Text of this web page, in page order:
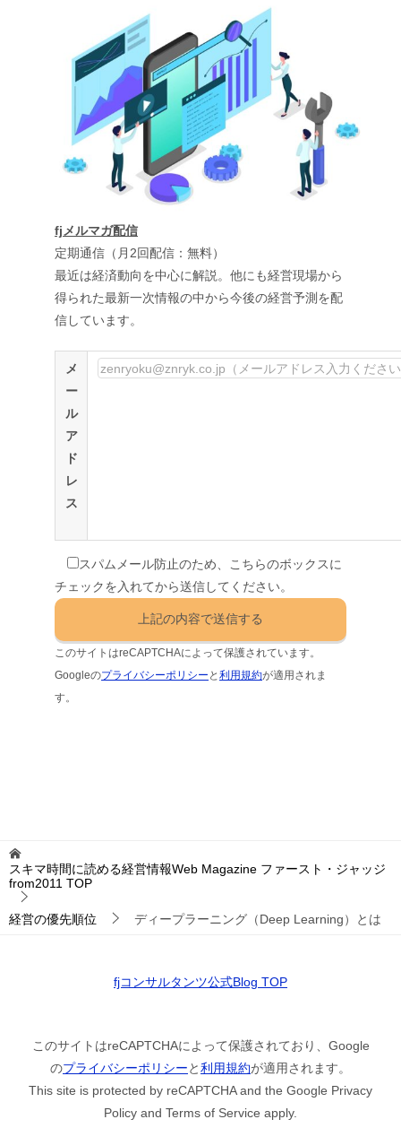
fjメルマガ配信
定期通信（月2回配信：無料）
最近は経済動向を中心に解説。他にも経営現場から
得られた最新一次情報の中から今後の経営予測を配
信しています。
メ
ー
ル
ア
ド
レ
ス
スパムメール防止のため、こちらのボックスに
チェックを入れてから送信してください。
このサイトはreCAPTCHAによって保護されています。
Googleのプライバシーポリシー と利用規約が適用されま
す。
スキマ時間に読める経営情報Web Magazine ファースト・ジャッジ
from2011 TOP
経営の優先順位 ディープラーニング（Deep Learning）とは
fjコンサルタンツ公式Blog TOP
このサイトはreCAPTCHAによって保護されており、Google
のプライバシーポリシーと利用規約が適用されます。
This site is protected by reCAPTCHA and the Google Privacy
Policy and Terms of Service apply.